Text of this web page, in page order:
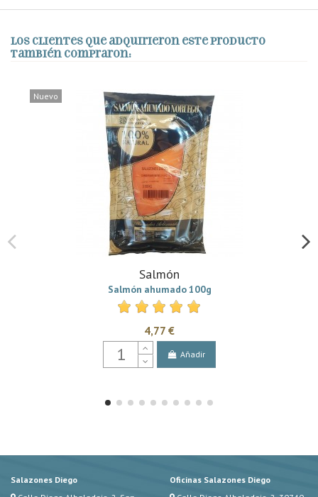
Los clientes que adquirieron este producto
también compraron:
Nuevo
Salmón
Salmón ahumado 100g
4,77 €
Añadir
Salazones Diego
Oficinas Salazones Diego